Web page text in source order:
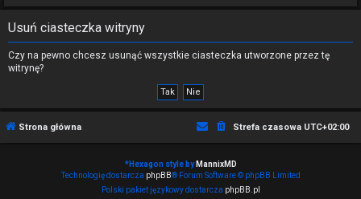
Usuń ciasteczka witryny
Czy na pewno chcesz usunąć wszystkie ciasteczka utworzone przez tę
witrynę?
Strona główna Strefa czasowa UTC+02:00
*Hexagon style by MannixMD
Technologię dostarcza phpBB® Forum Software © phpBB Limited
Polski pakiet językowy dostarcza phpBB.pl